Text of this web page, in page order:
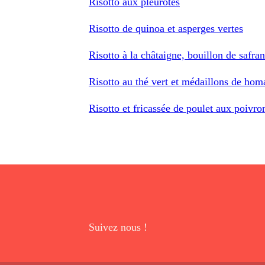
Risotto de quinoa et asperges vertes
Risotto à la châtaigne, bouillon de safran
Risotto au thé vert et médaillons de
Risotto et fricassée de poulet aux
Suivez nous !